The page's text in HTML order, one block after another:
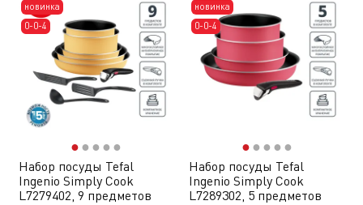
новинка
0-0-4
●● ● ● ●
Набор посуды Tefal
Ingenio Simply Cook
L7279402, 9 предметов
новинка
0-0-4
●● ● ● ●
Набор посуды Tefal
Ingenio Simply Cook
L7289302, 5 предметов